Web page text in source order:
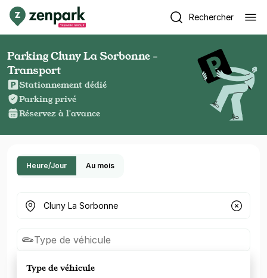
Rechercher
Parking Cluny La Sorbonne -
Transport
Stationnement dédié
Parking privé
Réservez à l'avance
Heure/Jour Au mois
Où cherchez-vous un parking ?
Type de véhicule
Type de véhicule